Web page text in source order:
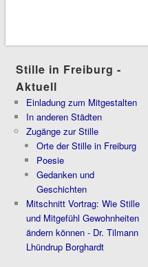
Stille in Freiburg -
Aktuell
Einladung zum Mitgestalten
In anderen Städten
Zugänge zur Stille
Orte der Stille in Freiburg
Poesie
Gedanken und
Geschichten
Mitschnitt Vortrag: Wie Stille
und Mitgefühl Gewohnheiten
ändern können - Dr. Tilmann
Lhündrup Borghardt